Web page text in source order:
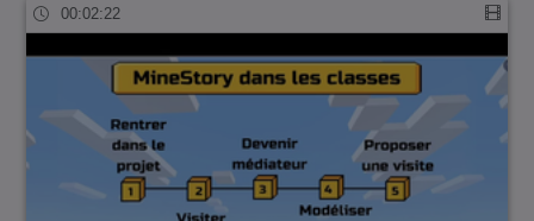
00:02:22